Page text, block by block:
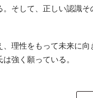
そして、正しい認識
、理性をもって未来に
強く願っている。